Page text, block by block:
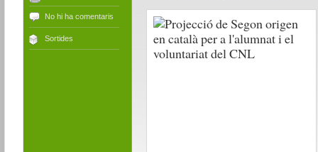
No hi ha comentaris
Sortides